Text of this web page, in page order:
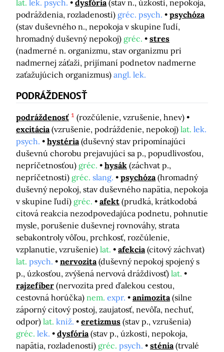
lat. lek. psych. dysfória (stav n., úzkosti, nepokoja,
podráždenia, rozladenosti) gréc. psych.
psychóza
(stav duševného n., nepokoja v skupine ľudí,
hromadný duševný nepokoj) gréc.
stres
(nadmerné n. organizmu, stav organizmu pri
nadmernej záťaži, prijímaní podnetov nadmerne
zaťažujúcich organizmus) angl. lek.
PODRÁŽDENOSŤ
podráždenosť 1 (rozčúlenie, vzrušenie, hnev)
excitácia (vzrušenie, podráždenie, nepokoj) lat. lek.
psych.
hystéria (duševný stav pripomínajúci
duševnú chorobu prejavujúci sa p., popudlivosťou,
nepríčetnosťou) gréc. hysák (záchvat p.,
nepríčetnosti) gréc. slang. psychóza (hromadný
duševný nepokoj, stav duševného napätia, nepokoja
v skupine ľudí) gréc. afekt (prudká, krátkodobá
citová reakcia nezodpovedajúca podnetu, pohnutie
mysle, porušenie duševnej rovnováhy, strata
sebakontroly vôľou, prchkosť, rozčúlenie,
vzplanutie, vzrušenie) lat. afekcia (citový záchvat)
lat. psych. nervozita (duševný nepokoj spojený s
p., úzkosťou, zvýšená nervová dráždivosť) lat.
rajzefíber (nervozita pred ďalekou cestou,
cestovná horúčka) nem. expr. animozita (silne
záporný citový postoj, zaujatosť, nevôľa, nechuť,
odpor) lat. kniž. eretizmus (stav p., vzrušenia)
gréc. lek. dysfória (stav p., úzkosti, nepokoja,
napätia, rozladenosti) gréc. psych. sténia (trvalé